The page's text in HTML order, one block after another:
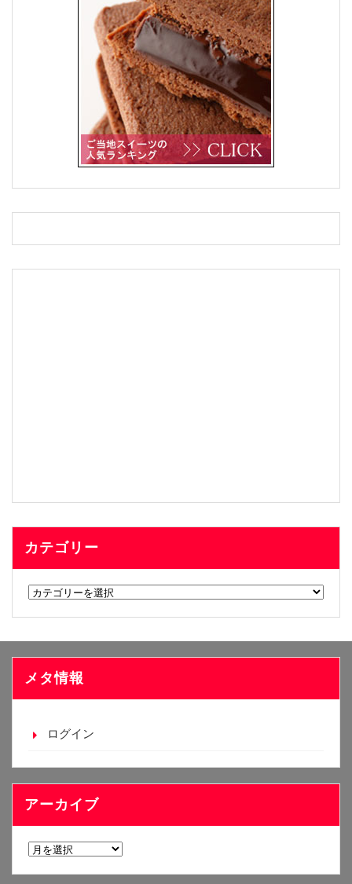
カテゴリー
カ
リ
ー
メタ情報
ログイン
アーカイブ
ア